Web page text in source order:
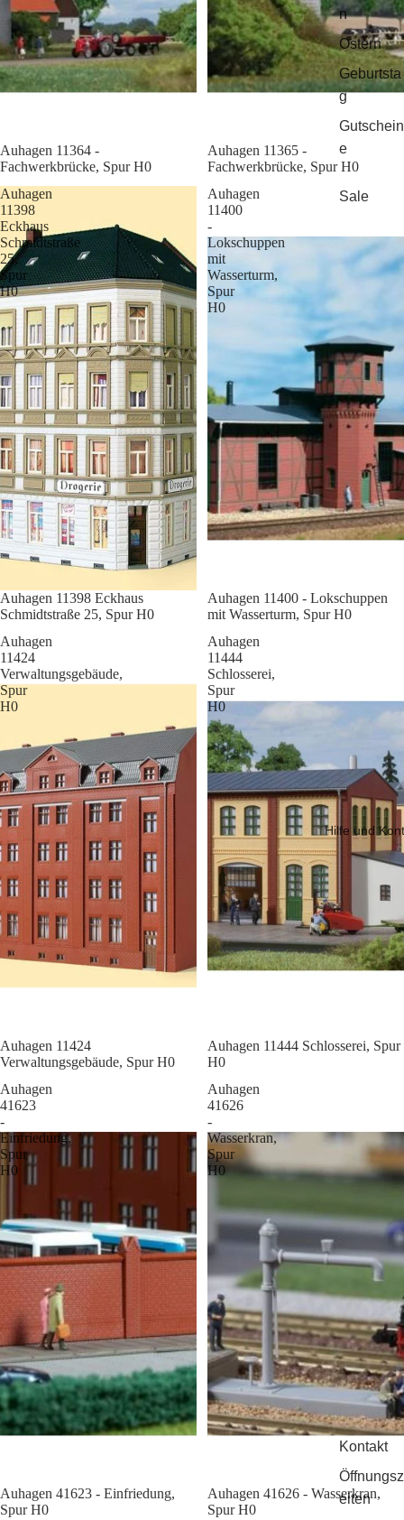
n
Ostern
Geburtsta
g
Gutschein
e
Sale
Hilfe und
Kontakt
Öffnungsz
eiten
Sale
Auhagen 11364 -
Fachwerkbrücke, Spur H0
Sale
Auhagen 11365 -
Fachwerkbrücke, Spur H0
Auhagen
11398
Eckhaus
Schmidtstraße
25,
Spur
H0
Sale
Auhagen 11398 Eckhaus
Schmidtstraße 25, Spur H0
Auhagen
11400
-
Lokschuppen
mit
Wasserturm,
Spur
H0
Sale
Auhagen 11400 - Lokschuppen
mit Wasserturm, Spur H0
Auhagen
11424
Verwaltungsgebäude,
Spur
H0
Sale
Auhagen 11424
Verwaltungsgebäude, Spur H0
Auhagen
11444
Schlosserei,
Spur
H0
Sale
Auhagen 11444 Schlosserei, Spur
H0
Auhagen
41623
-
Einfriedung,
Spur
H0
Auhagen 41623 - Einfriedung,
Spur H0
Auhagen
41626
-
Wasserkran,
Spur
H0
Sale
Auhagen 41626 - Wasserkran,
Spur H0